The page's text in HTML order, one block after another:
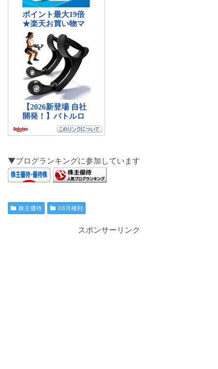
▼ブログランキングに参加しています
株主優待 06月権利
スポンサーリンク